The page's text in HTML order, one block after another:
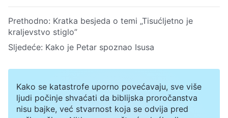
Prethodno: Kratka besjeda o temi „Tisućljetno je
kraljevstvo stiglo”
Sljedeće: Kako je Petar spoznao Isusa
Kako se katastrofe uporno povećavaju, sve više
ljudi počinje shvaćati da biblijska proročanstva
nisu bajke, već stvarnost koja se odvija pred